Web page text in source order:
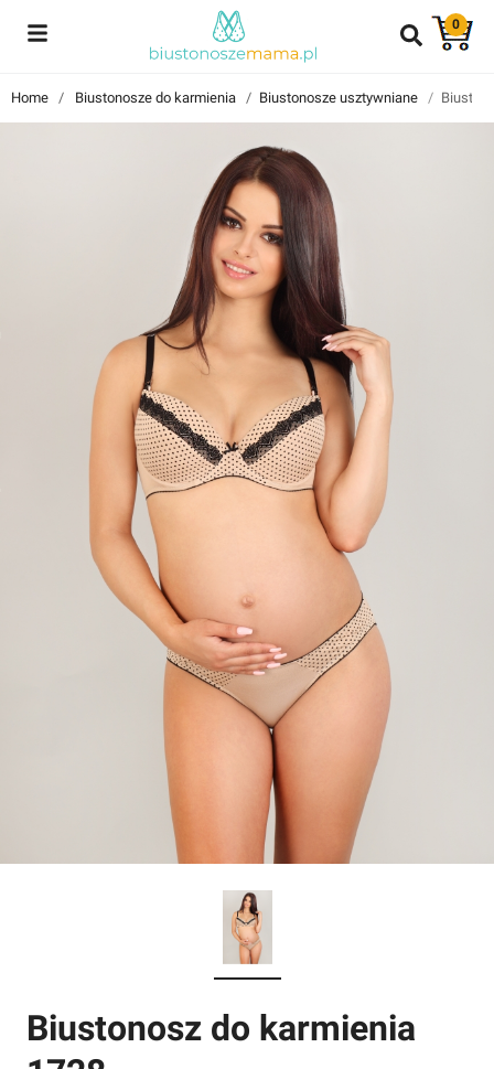
0
Reviews
Znajdź i przeczytaj historie użytkowników takich jak Ty!
Home Biustonosze do karmienia Biustonosze usztywniane
Biustonosz do karmienia